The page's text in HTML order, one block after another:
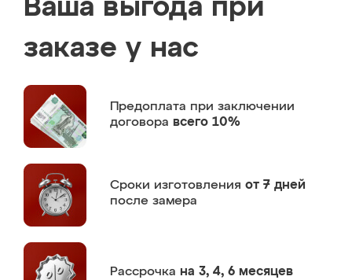
Ваша выгода при
заказе у нас
Предоплата при заключении
договора всего 10%
Сроки изготовления от 7 дней
после замера
Рассрочка на 3, 4, 6 месяцев